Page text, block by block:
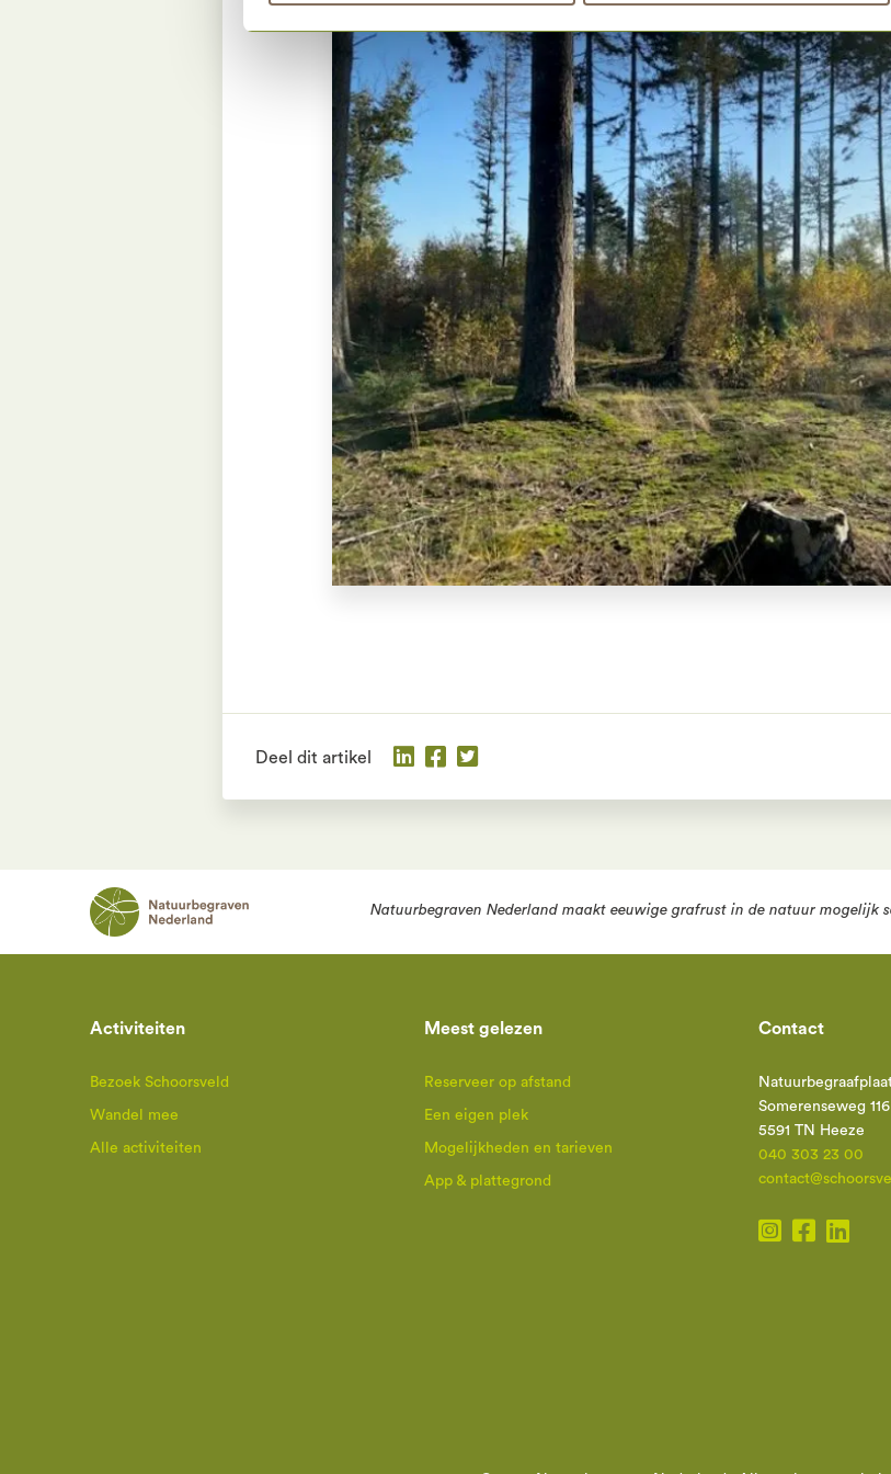
Deel dit artikel
Natuurbegraven Nederland maakt eeuwige grafrust in de natuur mogelijk
Activiteiten
Bezoek Schoorsveld
Wandel mee
Alle activiteiten
Meest gelezen
Reserveer op afstand
Een eigen plek
Mogelijkheden en tarieven
App & plattegrond
Contact
Somerenseweg 116
5591 TN Heeze
040 303 23 00